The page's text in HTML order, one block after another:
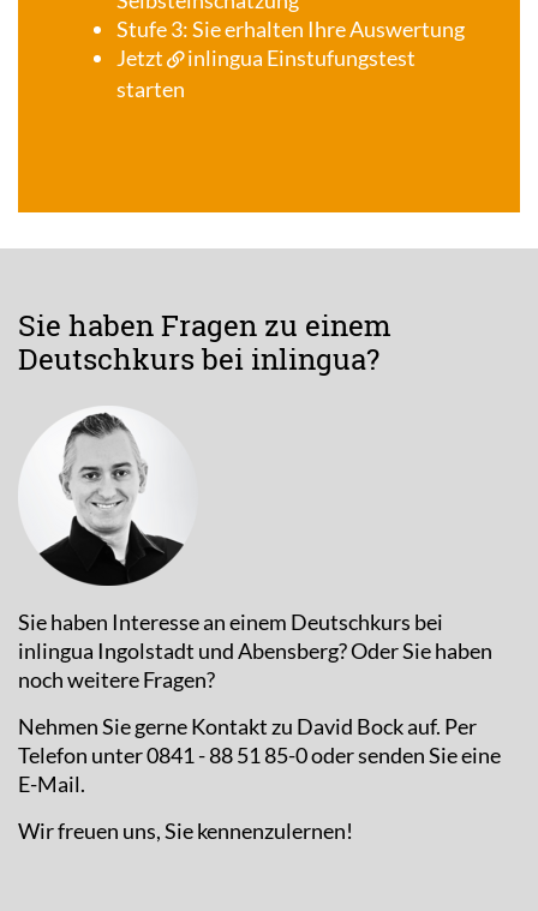
Stufe 3: Sie erhalten Ihre Auswertung
Jetzt
inlingua Einstufungstest
starten
Sie haben Fragen zu einem
Deutschkurs bei inlingua?
Sie haben Interesse an einem Deutschkurs bei
inlingua Ingolstadt und Abensberg? Oder Sie haben
noch weitere Fragen?
Nehmen Sie gerne Kontakt zu David Bock auf. Per
Telefon unter 0841 - 88 51 85-0 oder senden Sie eine
E-Mail.
Wir freuen uns, Sie kennenzulernen!